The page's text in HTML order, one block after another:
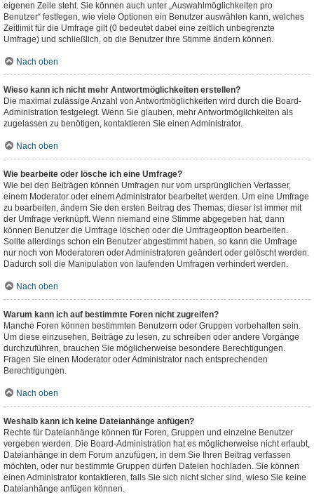
eigenen Zeile steht. Sie können auch unter „Auswahlmöglichkeiten pro
Benutzer“ festlegen, wie viele Optionen ein Benutzer auswählen kann, welches
Zeitlimit für die Umfrage gilt (0 bedeutet dabei eine zeitlich unbegrenzte
Umfrage) und schließlich, ob die Benutzer ihre Stimme ändern können.
Nach oben
Wieso kann ich nicht mehr Antwortmöglichkeiten erstellen?
Die maximal zulässige Anzahl von Antwortmöglichkeiten wird durch die Board-
Administration festgelegt. Wenn Sie glauben, mehr Antwortmöglichkeiten als
zugelassen zu benötigen, kontaktieren Sie einen Administrator.
Nach oben
Wie bearbeite oder lösche ich eine Umfrage?
Wie bei den Beiträgen können Umfragen nur vom ursprünglichen Verfasser,
einem Moderator oder einem Administrator bearbeitet werden. Um eine Umfrage
zu bearbeiten, ändern Sie den ersten Beitrag des Themas; dieser ist immer mit
der Umfrage verknüpft. Wenn niemand eine Stimme abgegeben hat, dann
können Benutzer die Umfrage löschen oder die Umfrageoption bearbeiten.
Sollte allerdings schon ein Benutzer abgestimmt haben, so kann die Umfrage
nur noch von Moderatoren oder Administratoren geändert oder gelöscht werden.
Dadurch soll die Manipulation von laufenden Umfragen verhindert werden.
Nach oben
Warum kann ich auf bestimmte Foren nicht zugreifen?
Manche Foren können bestimmten Benutzern oder Gruppen vorbehalten sein.
Um diese einzusehen, Beiträge zu lesen, zu schreiben oder andere Vorgänge
durchzuführen, brauchen Sie möglicherweise besondere Berechtigungen.
Fragen Sie einen Moderator oder Administrator nach entsprechenden
Berechtigungen.
Nach oben
Weshalb kann ich keine Dateianhänge anfügen?
Rechte für Dateianhänge können für Foren, Gruppen und einzelne Benutzer
vergeben werden. Die Board-Administration hat es möglicherweise nicht erlaubt,
Dateianhänge in dem Forum anzufügen, in dem Sie Ihren Beitrag verfassen
möchten, oder nur bestimmte Gruppen dürfen Dateien hochladen. Sie können
einen Administrator kontaktieren, falls Sie sich nicht sicher sind, wieso Sie keine
Dateianhänge anfügen können.